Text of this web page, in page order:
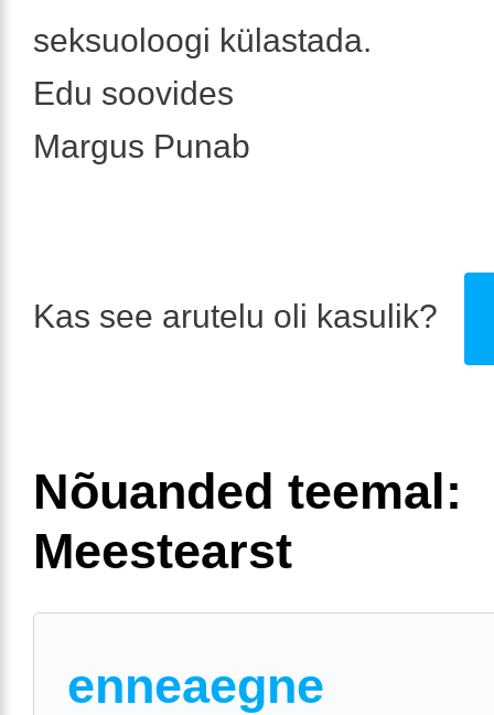
seksuoloogi külastada.
Edu soovides
Margus Punab
Kas see arutelu oli kasulik?
Nõuanded teemal:
Meestearst
enneaegne